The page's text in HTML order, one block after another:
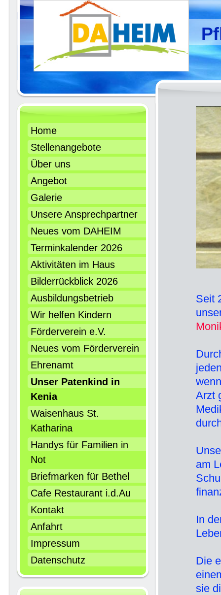
Seit
Arzt
am
In
Die
sie
Home
Stellenangebote
Über uns
Angebot
Galerie
Unsere Ansprechpartner
Neues vom DAHEIM
Terminkalender 2026
Aktivitäten im Haus
Bilderrückblick 2026
Ausbildungsbetrieb
Wir helfen Kindern
Förderverein e.V.
Neues vom Förderverein
Ehrenamt
Unser Patenkind in
Kenia
Waisenhaus St.
Katharina
Handys für Familien in
Not
Briefmarken für Bethel
Cafe Restaurant i.d.Au
Kontakt
Anfahrt
Impressum
Datenschutz